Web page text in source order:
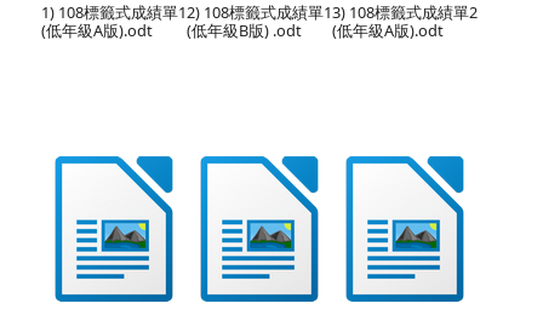
1) 108標籤式成績單1
(低年級A版).odt
2) 108標籤式成績單1
(低年級B版) .odt
3) 108標籤式成績單2
(低年級A版).odt